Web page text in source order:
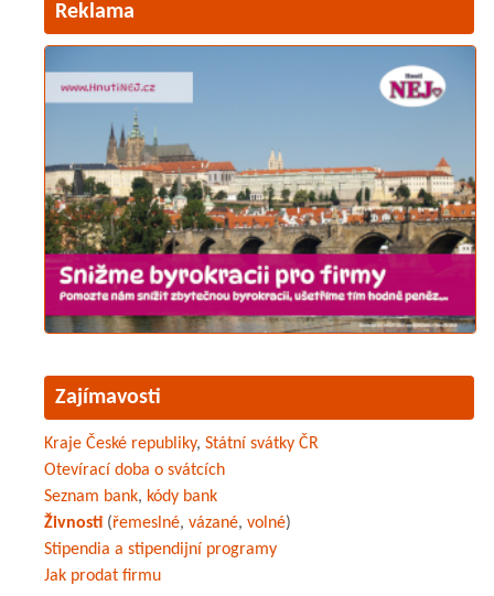
Reklama
Zajímavosti
Kraje České republiky, Státní svátky ČR
Otevírací doba o svátcích
Seznam bank, kódy bank
Živnosti (řemeslné, vázané, volné)
Stipendia a stipendijní programy
Jak prodat firmu